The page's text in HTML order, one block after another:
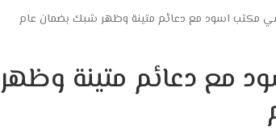
مكتب اسود مع دعائم متينة وظهر شبك بضمان عام
مع دعائم متينة وظهر